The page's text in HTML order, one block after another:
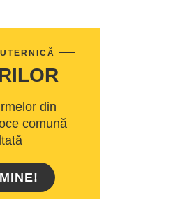
din
comună